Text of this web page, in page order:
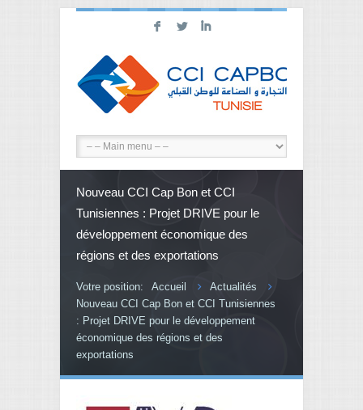
F L I
Nouveau CCI Cap Bon et CCI
Tunisiennes : Projet DRIVE pour le
développement économique des
régions et des exportations
Votre position: Accueil
Actualités
Nouveau CCI Cap Bon et CCI Tunisiennes
: Projet DRIVE pour le développement
économique des régions et des
exportations